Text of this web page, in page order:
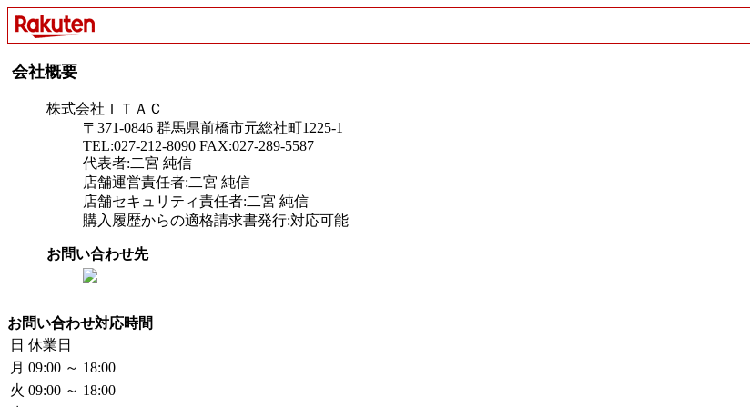
会社概要
株式会社ＩＴＡＣ
〒371-0846 群馬県前橋市元総社町1225-1
TEL:027-212-8090 FAX:027-289-5587
代表者:二宮 純信
店舗運営責任者:二宮 純信
店舗セキュリティ責任者:二宮 純信
購入履歴からの適格請求書発行:対応可能
お問い合わせ先
お問い合わせ対応時間
日 休業日
月 09:00 ～ 18:00
火 09:00 ～ 18:00